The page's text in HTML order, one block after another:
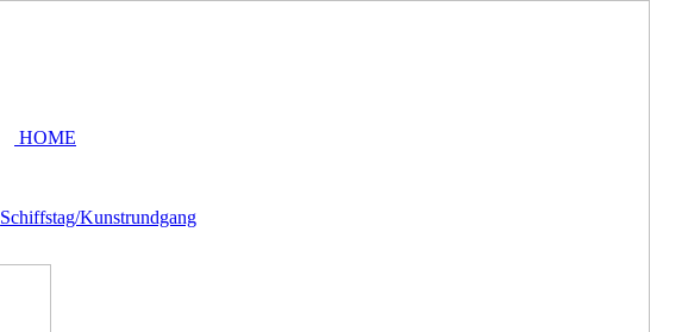
HOME
Schiffstag/Kunstrundgang